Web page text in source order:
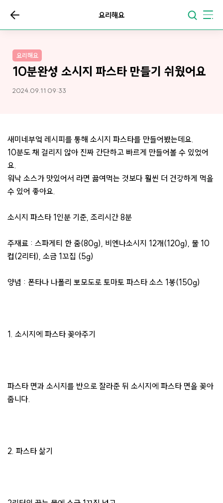
요리해요
요리해요
10분완성 소시지 파스타 만들기 쉬웠어요
2024.09.11 09:33
새미네부엌 레시피를 통해 소시지 파스타를 만들어봤는데요.
10분도 채 걸리지 않아 진짜 간단하고 빠르게 만들어볼 수 있었어
요.
워낙 소스가 맛있어서 라면 끓여먹는 것보다 훨씬 더 건강하게 먹을
수 있어 좋아요.
소시지 파스타 1인분 기준, 조리시간 8분
​주재료 : 스파게티 한 줌(80g), 비엔나소시지 12개(120g), 물 10
컵(2리터), 소금 1꼬집 (5g)
양념 : 폰타나 나폴리 뽀모도로 토마토 파스타 소스 1봉(150g)
1. 소시지에 파스타 꽂아주기
파스타 면과 소시지를 반으로 잘라준 뒤 소시지에 파스타 면을 꽂아
줍니다.
2. 파스타 삶기